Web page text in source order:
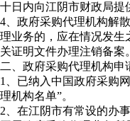
十日内向江阴市财政局提
4、政府采购代理机构解
理业务的，应在情况发生
关证明文件办理注销备案。
二、政府采购代理机构申
1、已纳入中国政府采购
理机构名单”。
2、在江阴市有常设的办